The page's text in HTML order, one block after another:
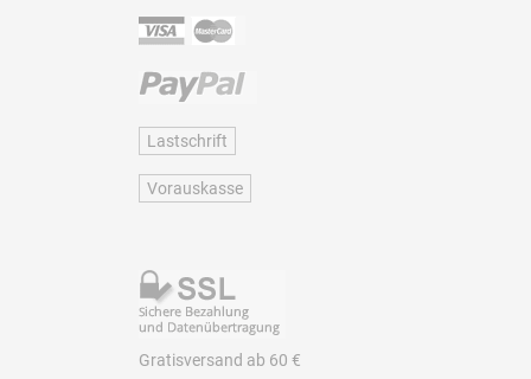
Lastschrift
Vorauskasse
Gratisversand ab 60 €